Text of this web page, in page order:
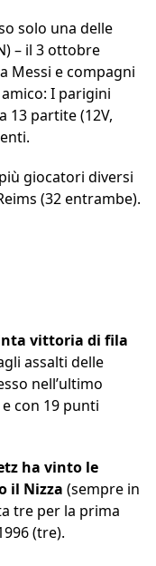
solo una delle
– il 3 ottobre
Messi e compagni
I parigini
13 partite (12V,
giocatori diversi
(32 entrambe).
vittoria di fila
assalti delle
nell’ultimo
con 19 punti
ha vinto le
il Nizza (sempre in
tre per la prima
(tre).